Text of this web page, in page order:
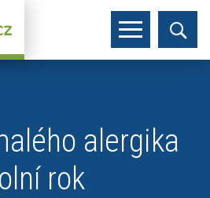
alergika
rok